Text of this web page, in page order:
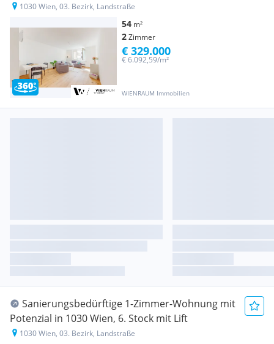
1030 Wien, 03. Bezirk, Landstraße
54 m²
2Zimmer
WIENRAUM Immobilien
€ 6.092,59/m²
€ 329.000
Sanierungsbedürftige 1-Zimmer-Wohnung mit
Potenzial in 1030 Wien, 6. Stock mit Lift
1030 Wien, 03. Bezirk, Landstraße